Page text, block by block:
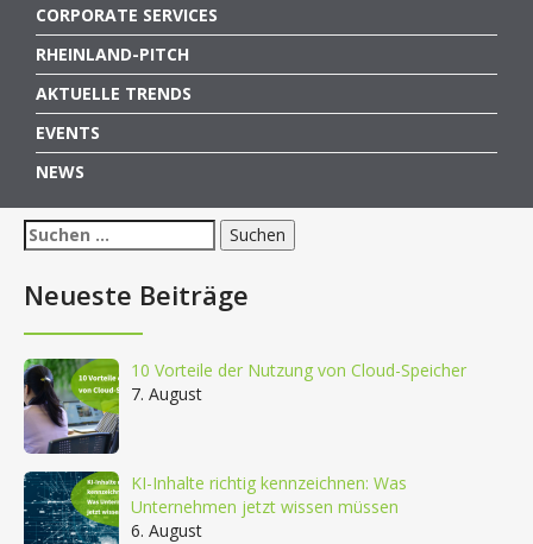
CORPORATE SERVICES
RHEINLAND-PITCH
AKTUELLE TRENDS
EVENTS
NEWS
Suchen
nach:
Neueste Beiträge
10 Vorteile der Nutzung von Cloud-Speicher
7. August
KI-Inhalte richtig kennzeichnen: Was
Unternehmen jetzt wissen müssen
6. August